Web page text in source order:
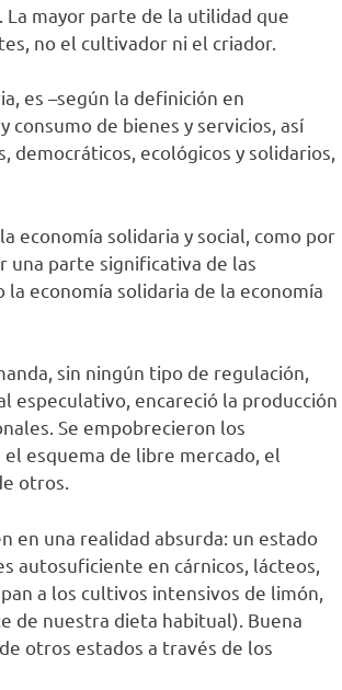
mayor parte de la utilidad que
no el cultivador ni el criador.
es –según la definición en
de bienes y servicios, así
democráticos, ecológicos y solidarios,
economía solidaria y social, como por
una parte significativa de las
economía solidaria de la economía
sin ningún tipo de regulación,
especulativo, encareció la producción
Se empobrecieron los
esquema de libre mercado, el
otros.
en una realidad absurda: un estado
autosuficiente en cárnicos, lácteos,
a los cultivos intensivos de limón,
de nuestra dieta habitual). Buena
otros estados a través de los